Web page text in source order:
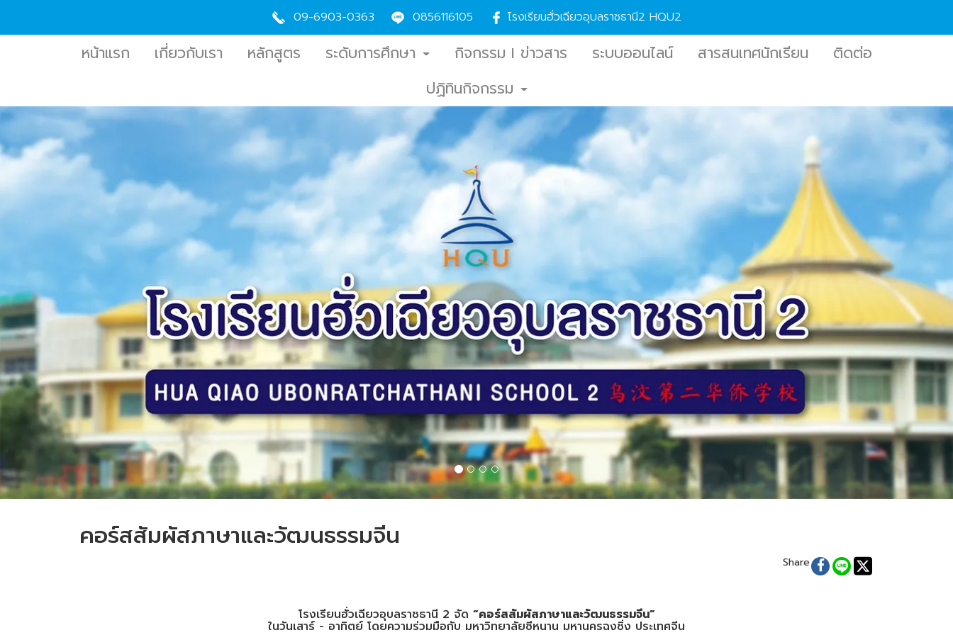
09-6903-0363 0856116105 โรงเรียนฮั่วเฉียวอุบลราชธานี2 HQU2
หน้าแรก เกี่ยวกับเรา หลักสูตร ระดับการศึกษา กิจกรรม l ข่าวสาร ระบบออนไลน์ สารสนเทศนักเรียน
ติดต่อ
ปฏิทินกิจกรรม
คอร์สสัมผัสภาษาและวัฒนธรรมจีน
Share
โรงเรียนฮั่วเฉียวอุบลราชธานี 2 จัด “คอร์สสัมผัสภาษาและวัฒนธรรมจีน”
ในวันเสาร์ - อาทิตย์ โดยความร่วมมือกับ มหาวิทยาลัยซีหนาน มหานครฉงชิ่ง ประเทศจีน